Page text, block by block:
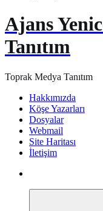
Ajans
Tanıtım
Toprak Medya Tanıtım
Hakkımızda
Köşe Yazarları
Dosyalar
Webmail
Site Haritası
İletişim